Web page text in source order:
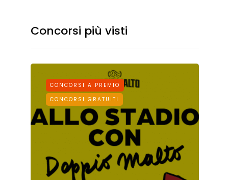
Concorsi più visti
CONCORSI A PREMIO
CONCORSI GRATUITI